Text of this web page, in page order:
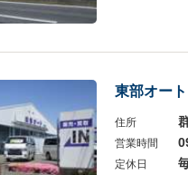
東部オー
住所
営業時間
定休日